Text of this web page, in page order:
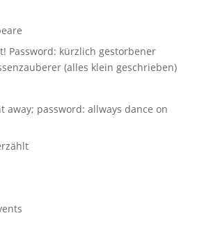
Password: kürzlich gestorbener
(alles klein geschrieben)
away; password: allways dance on